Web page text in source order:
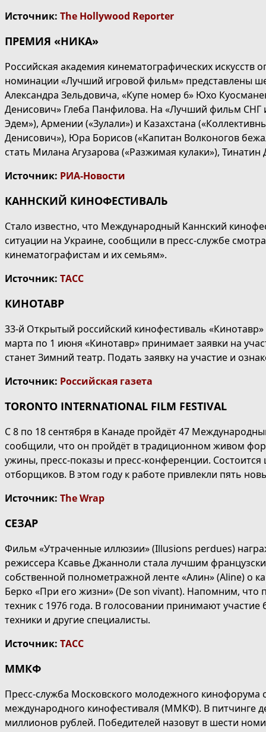
Источник: The Hollywood Reporter
ПРЕМИЯ «НИКА»
Российская академия кинематографических
номинации «Лучший игровой фильм» представлены
Александра Зельдовича, «Купе номер 6» Юхо
Денисович» Глеба Панфилова. На «Лучший фильм СНГ
Эдем»), Армении («Зулали») и Казахстана
Денисович»), Юра Борисов («Капитан Волконогов
стать Милана Агузарова («Разжимая кулаки»),
Источник: РИА-Новости
КАННСКИЙ КИНОФЕСТИВАЛЬ
Стало известно, что Международный Каннский
ситуации на Украине, сообщили в пресс-службе
кинематографистам и их семьям».
Источник: ТАСС
КИНОТАВР
33-й Открытый российский кинофестиваль
марта по 1 июня «Кинотавр» принимает заявки на
станет Зимний театр. Подать заявку на участие и
Источник: Российская газета
TORONTO INTERNATIONAL FILM FESTIVAL
С 8 по 18 сентября в Канаде пройдёт 47
сообщили, что он пройдёт в традиционном живом
ужины, пресс-показы и пресс-конференции.
отборщиков. В этом году к работе привлекли пять
Источник: The Wrap
СЕЗАР
Фильм «Утраченные иллюзии» (Illusions perdues)
режиссера Ксавье Джанноли стала лучшим
собственной полнометражной ленте «Алин» (Aline) о
Берко «При его жизни» (De son vivant). Напомним, что
техник с 1976 года. В голосовании принимают
техники и другие специалисты.
Источник: ТАСС
ММКФ
Пресс-служба Московского молодежного
международного кинофестиваля (ММКФ). В питчинге
миллионов рублей. Победителей назовут в шести